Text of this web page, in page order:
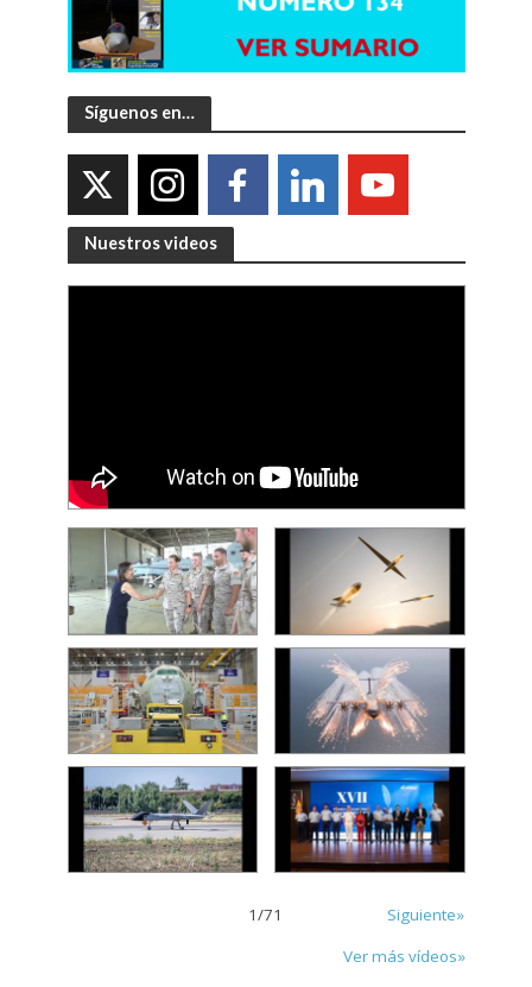
Síguenos en…
Nuestros videos
1/71
Siguiente»
Ver más vídeos»